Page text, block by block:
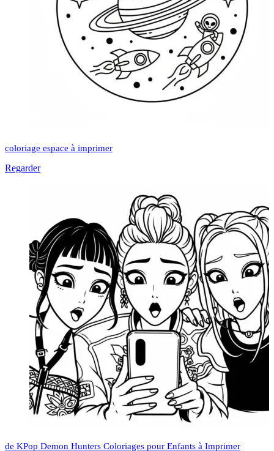
coloriage espace à imprimer
Regarder
de KPop Demon Hunters Coloriages pour Enfants à Imprimer